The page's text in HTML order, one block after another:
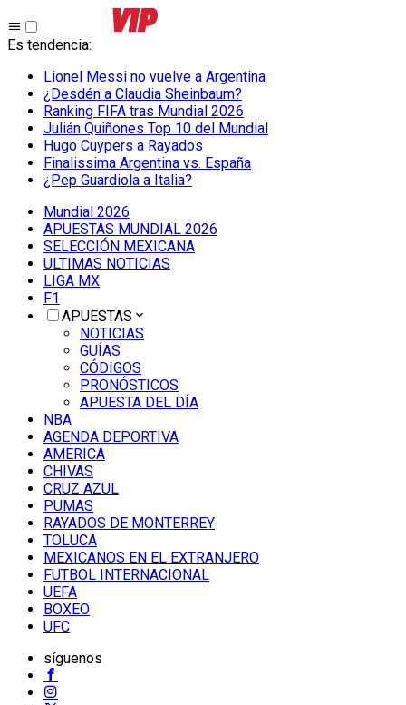
Es tendencia:
Lionel Messi no vuelve a Argentina
¿Desdén a Claudia Sheinbaum?
Ranking FIFA tras Mundial 2026
Julián Quiñones Top 10 del Mundial
Hugo Cuypers a Rayados
Finalissima Argentina vs. España
¿Pep Guardiola a Italia?
Mundial 2026
APUESTAS MUNDIAL 2026
SELECCIÓN MEXICANA
ULTIMAS NOTICIAS
LIGA MX
F1
APUESTAS
NOTICIAS
GUÍAS
CÓDIGOS
PRONÓSTICOS
APUESTA DEL DÍA
NBA
AGENDA DEPORTIVA
AMERICA
CHIVAS
CRUZ AZUL
PUMAS
RAYADOS DE MONTERREY
TOLUCA
MEXICANOS EN EL EXTRANJERO
FUTBOL INTERNACIONAL
UEFA
BOXEO
UFC
síguenos